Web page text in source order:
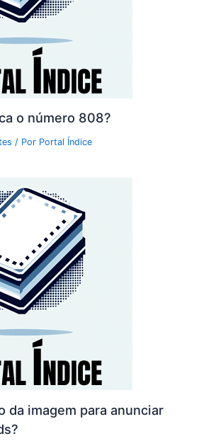
o número 808?
/ Por Portal Índice
da imagem para anunciar